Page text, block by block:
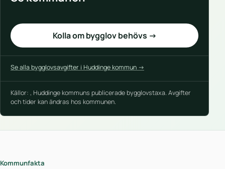
Kolla om bygglov behövs →
Se alla bygglovsavgifter i Huddinge kommun →
Källor: , Huddinge kommuns publicerade bygglovstaxa. Avgifter
och tider kan ändras hos kommunen.
Kommunfakta